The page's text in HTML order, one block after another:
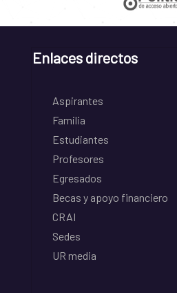
Enlaces directos
Aspirantes
Familia
Estudiantes
Profesores
Egresados
Becas y apoyo financiero
CRAI
Sedes
UR media